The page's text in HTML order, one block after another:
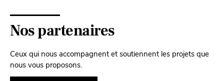
Nos partenaires
Ceux qui nous accompagnent et soutiennent les projets que
nous vous proposons.